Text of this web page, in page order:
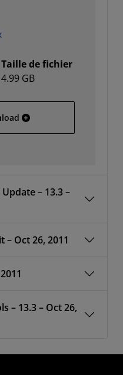
Taille de fichier
4.99 GB
Full Installer for Linux
– 13.3 –
Oct 26, 2011
– 13.3 – Oct 26,